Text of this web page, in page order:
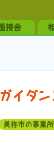
接会
イダン
美祢市の事業